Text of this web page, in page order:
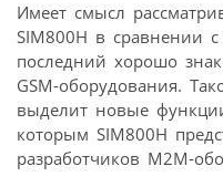
Имеет смысл
SIM800H в сравнении
последний хорошо
GSM-оборудования.
выделит новые
которым SIM800H
разработчиков М2М-